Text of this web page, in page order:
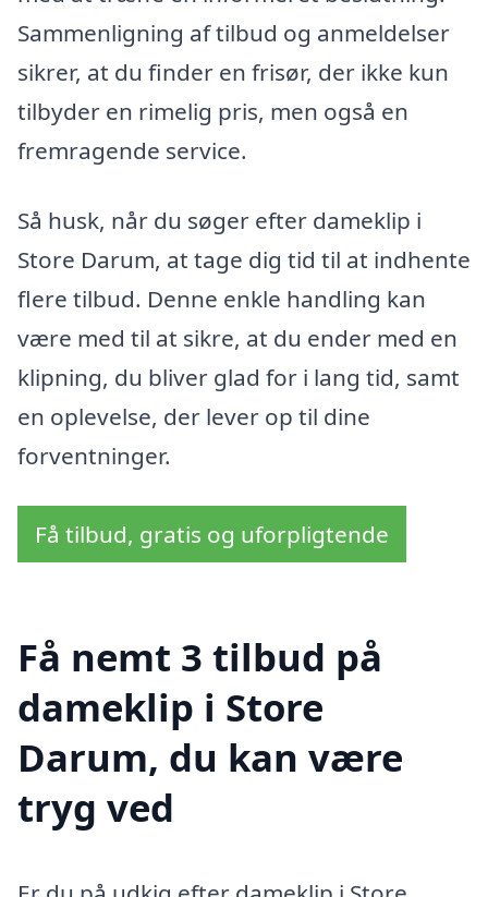
Sammenligning af tilbud og anmeldelser
sikrer, at du finder en frisør, der ikke kun
tilbyder en rimelig pris, men også en
fremragende service.
Så husk, når du søger efter dameklip i
Store Darum, at tage dig tid til at indhente
flere tilbud. Denne enkle handling kan
være med til at sikre, at du ender med en
klipning, du bliver glad for i lang tid, samt
en oplevelse, der lever op til dine
forventninger.
Få tilbud, gratis og uforpligtende
Få nemt 3 tilbud på
dameklip i Store
Darum, du kan være
tryg ved